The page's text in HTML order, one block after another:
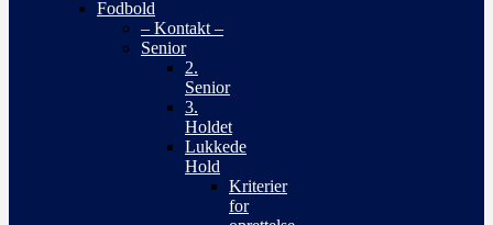
Fodbold
– Kontakt –
Senior
2.
Senior
3.
Holdet
Lukkede
Hold
Kriterier
for